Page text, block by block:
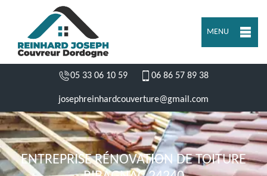
MENU
05 33 06 10 59 06 86 57 89 38
josephreinhardcouverture@gmail.com
ENTREPRISE RÉNOVATION DE TOITURE